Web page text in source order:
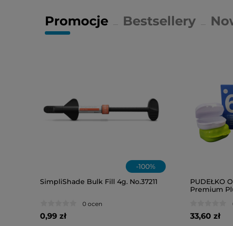
Promocje Bestsellery
-100%
SimpliShade Bulk Fill 4g. No.37211
0 ocen
0,99 zł
PUDEŁKO
Premium
33,60 zł